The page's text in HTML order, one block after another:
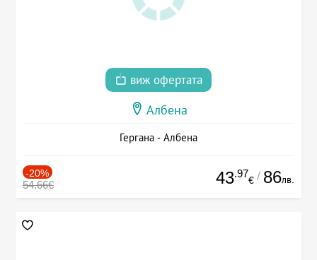
виж офертата
Албена
Гергана - Албена
-20%
54.66€ 43.97
€ / 86лв.